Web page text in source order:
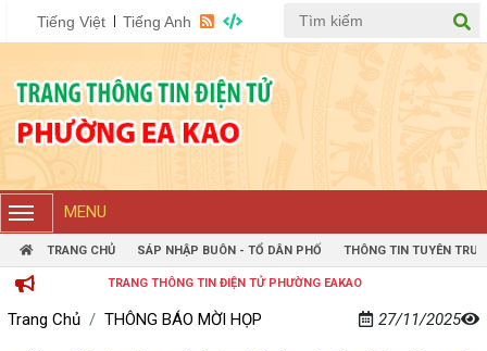
Tiếng Việt Tiếng Anh
MENU
TRANG CHỦ SÁP NHẬP BUÔN - TỔ DÂN PHỐ THÔNG TIN TUYÊN
TRANG THÔNG TIN ĐIỆN TỬ PHƯỜNG EAKAO
Trang Chủ THÔNG BÁO MỜI HỌP 27/11/2025